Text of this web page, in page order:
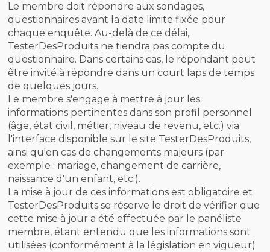
Le membre doit répondre aux sondages,
questionnaires avant la date limite fixée pour
chaque enquête. Au-delà de ce délai,
TesterDesProduits ne tiendra pas compte du
questionnaire. Dans certains cas, le répondant peut
être invité à répondre dans un court laps de temps
de quelques jours.
Le membre s'engage à mettre à jour les
informations pertinentes dans son profil personnel
(âge, état civil, métier, niveau de revenu, etc.) via
l'interface disponible sur le site TesterDesProduits,
ainsi qu'en cas de changements majeurs (par
exemple : mariage, changement de carrière,
naissance d'un enfant, etc.).
La mise à jour de ces informations est obligatoire et
TesterDesProduits se réserve le droit de vérifier que
cette mise à jour a été effectuée par le panéliste
membre, étant entendu que les informations sont
utilisées (conformément à la législation en vigueur)